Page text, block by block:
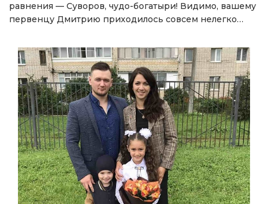
равнения — Суворов, чудо-богатыри! Видимо, вашему
первенцу Дмитрию приходилось совсем нелегко…